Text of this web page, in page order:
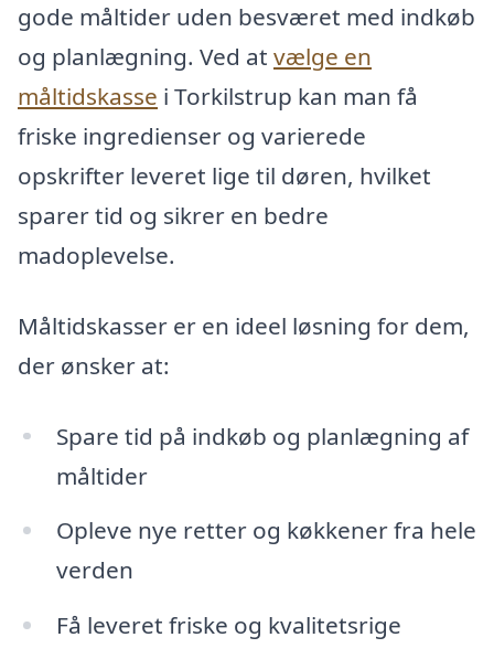
gode måltider uden besværet med indkøb
og planlægning. Ved at vælge en
måltidskasse i Torkilstrup kan man få
friske ingredienser og varierede
opskrifter leveret lige til døren, hvilket
sparer tid og sikrer en bedre
madoplevelse.
Måltidskasser er en ideel løsning for dem,
der ønsker at:
Spare tid på indkøb og planlægning af
måltider
Opleve nye retter og køkkener fra hele
verden
Få leveret friske og kvalitetsrige